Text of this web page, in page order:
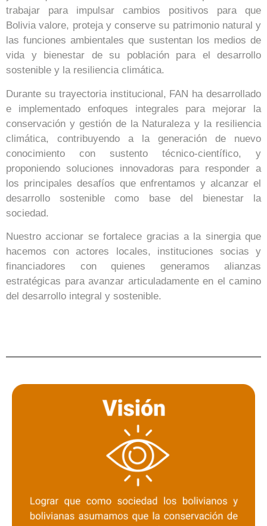
trabajar para impulsar cambios positivos para que
Bolivia valore, proteja y conserve su patrimonio natural y
las funciones ambientales que sustentan los medios de
vida y bienestar de su población para el desarrollo
sostenible y la resiliencia climática.
Durante su trayectoria institucional, FAN ha desarrollado
e implementado enfoques integrales para mejorar la
conservación y gestión de la Naturaleza y la resiliencia
climática, contribuyendo a la generación de nuevo
conocimiento con sustento técnico-científico, y
proponiendo soluciones innovadoras para responder a
los principales desafíos que enfrentamos y alcanzar el
desarrollo sostenible como base del bienestar la
sociedad.
Nuestro accionar se fortalece gracias a la sinergia que
hacemos con actores locales, instituciones socias y
financiadores con quienes generamos alianzas
estratégicas para avanzar articuladamente en el camino
del desarrollo integral y sostenible.